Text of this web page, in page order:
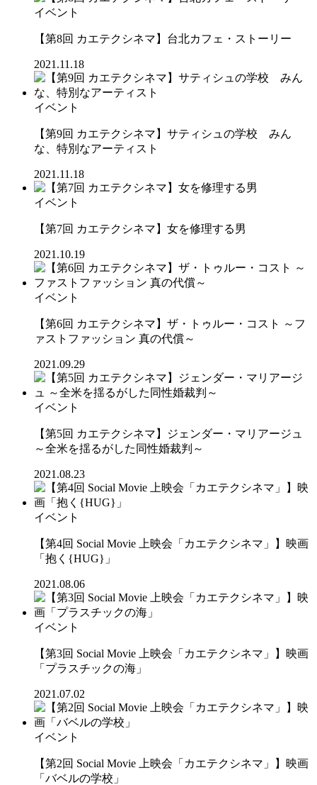
イベント
【第8回 カエテクシネマ】台北カフェ・ストーリー
2021.11.18
イベント
【第9回 カエテクシネマ】サティシュの学校 みん
な、特別なアーティスト
2021.11.18
イベント
【第7回 カエテクシネマ】女を修理する男
2021.10.19
イベント
【第6回 カエテクシネマ】ザ・トゥルー・コスト ～フ
ァストファッション 真の代償～
2021.09.29
イベント
【第5回 カエテクシネマ】ジェンダー・マリアージュ
～全米を揺るがした同性婚裁判～
2021.08.23
イベント
【第4回 Social Movie 上映会「カエテクシネマ」】映画
「抱く{HUG}」
2021.08.06
イベント
【第3回 Social Movie 上映会「カエテクシネマ」】映画
「プラスチックの海」
2021.07.02
イベント
【第2回 Social Movie 上映会「カエテクシネマ」】映画
「バベルの学校」